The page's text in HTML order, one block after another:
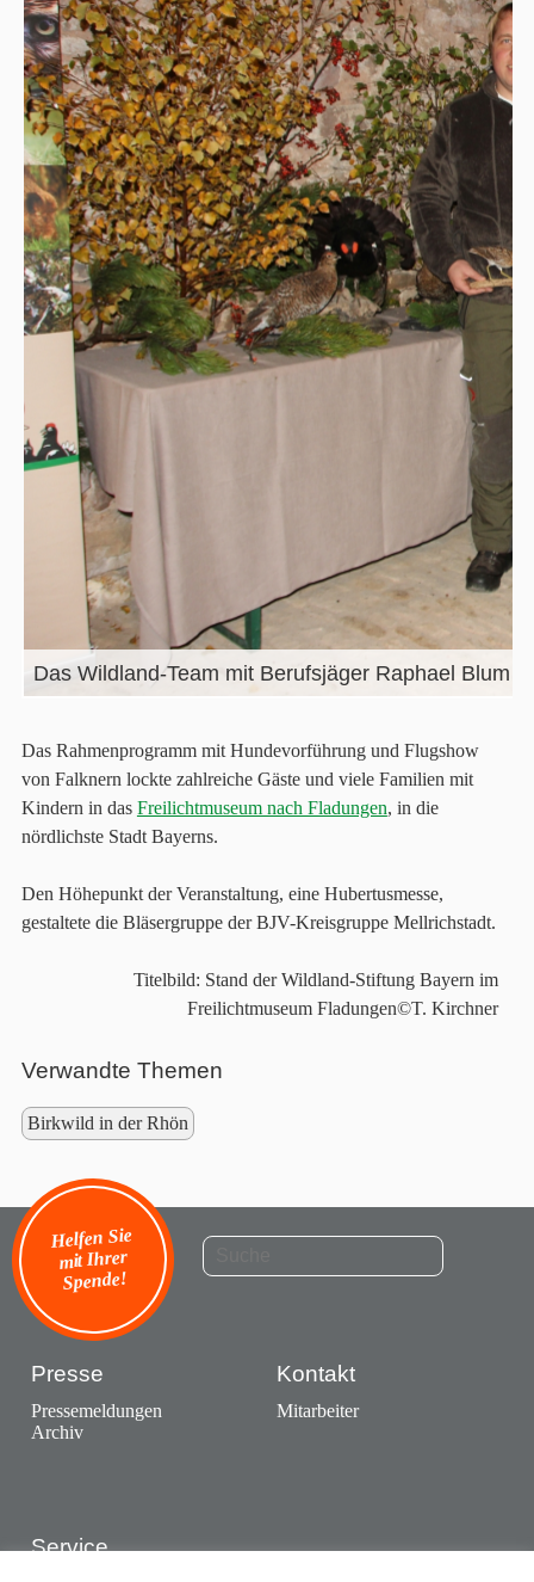
Das Rahmenprogramm mit Hundevorführung und Flugshow
von Falknern lockte zahlreiche Gäste und viele Familien mit
Kindern in das Freilichtmuseum nach Fladungen, in die
nördlichste Stadt Bayerns.
Den Höhepunkt der Veranstaltung, eine Hubertusmesse,
gestaltete die Bläsergruppe der BJV-Kreisgruppe Mellrichstadt.
Titelbild: Stand der Wildland-Stiftung Bayern im
Freilichtmuseum Fladungen©T. Kirchner
Verwandte Themen
Birkwild in der Rhön
Helfen Sie
mit Ihrer
Spende!
Presse
Pressemeldungen
Archiv
Kontakt
Mitarbeiter
Service